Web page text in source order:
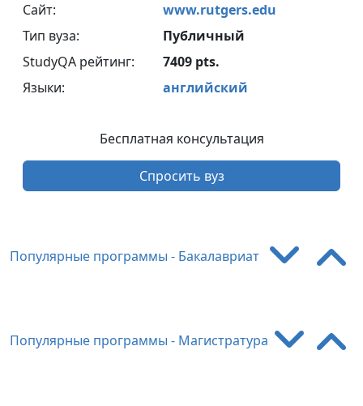
Сайт:
www.rutgers.edu
Тип вуза:
Публичный
StudyQA рейтинг:
7409 pts.
Языки:
английский
Бесплатная консультация
Спросить вуз
Популярные программы - Бакалавриат
Популярные программы - Магистратура